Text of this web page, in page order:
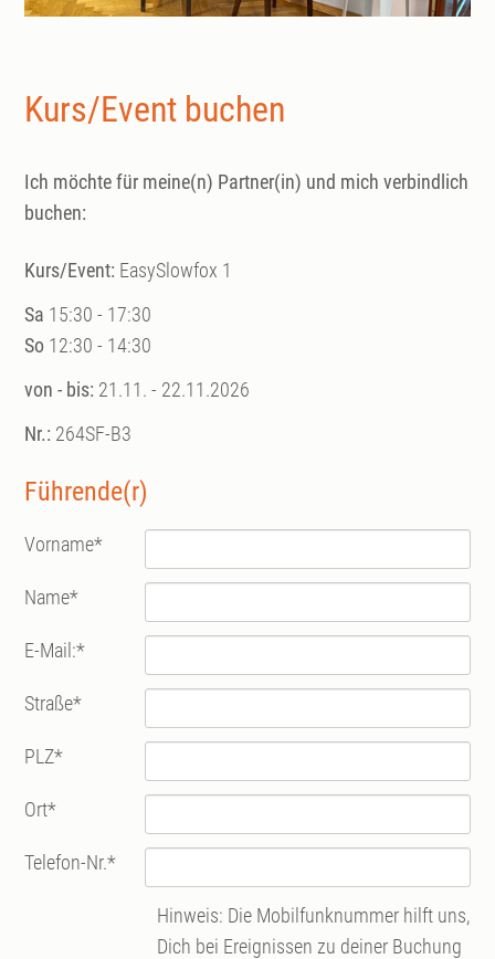
Kurs/Event buchen
Ich möchte für meine(n) Partner(in) und mich verbindlich
buchen:
Kurs/Event: EasySlowfox 1
Sa 15:30 - 17:30
So 12:30 - 14:30
von - bis: 21.11. - 22.11.2026
Nr.: 264SF-B3
Führende(r)
Vorname*
Name*
E-Mail:*
Straße*
PLZ*
Ort*
Telefon-Nr.*
Hinweis: Die Mobilfunknummer hilft uns,
Dich bei Ereignissen zu deiner Buchung